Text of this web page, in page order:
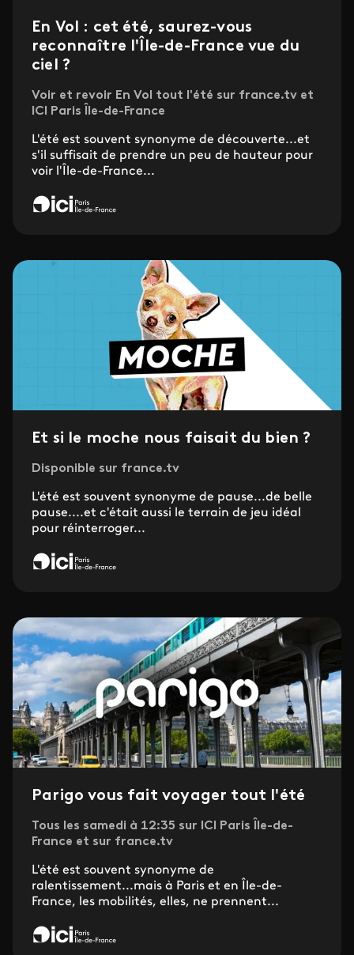
En Vol : cet été, saurez-vous
reconnaître l'Île-de-France vue du
ciel ?
Voir et revoir En Vol tout l'été sur france.tv et
ICI Paris Île-de-France
L'été est souvent synonyme de découverte...et
s'il suffisait de prendre un peu de hauteur pour
voir l'Île-de-France...
Et si le moche nous faisait du bien ?
Disponible sur france.tv
L'été est souvent synonyme de pause...de belle
pause....et c'était aussi le terrain de jeu idéal
pour réinterroger...
Parigo vous fait voyager tout l'été
Tous les samedi à 12:35 sur ICI Paris Île-de-
France et sur france.tv
L'été est souvent synonyme de
ralentissement...mais à Paris et en Île-de-
France, les mobilités, elles, ne prennent...